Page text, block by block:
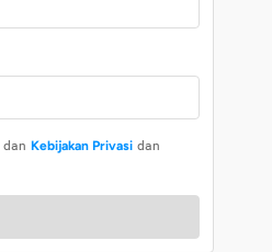
dan Kebijakan Privasi dan